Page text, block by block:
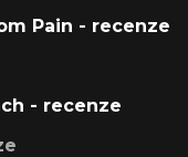
Pain - recenze
- recenze